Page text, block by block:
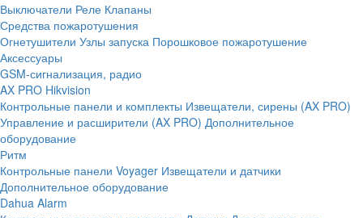
Выключатели Реле Клапаны
Средства пожаротушения
Огнетушители Узлы запуска Порошковое пожаротушение
Аксессуары
GSM-сигнализация, радио
AX PRO Hikvision
Контрольные панели и комплекты Извещатели, сирены (AX PRO)
Управление и расширители (AX PRO) Дополнительное
оборудование
Ритм
Контрольные панели Voyager Извещатели и датчики
Дополнительное оборудование
Dahua Alarm